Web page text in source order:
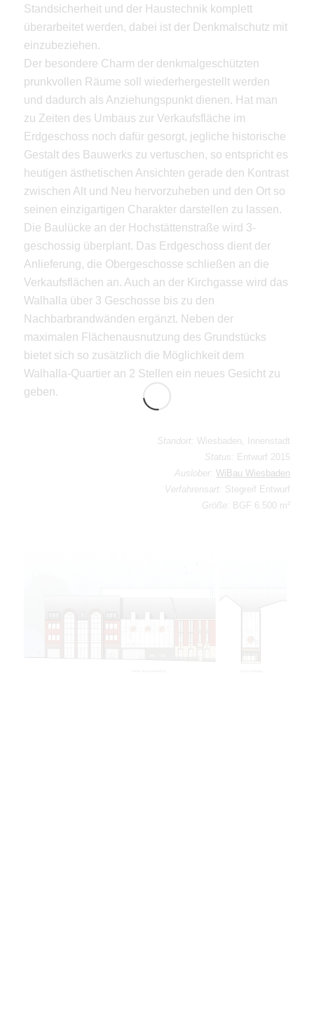
Standsicherheit und der Haustechnik komplett
überarbeitet werden, dabei ist der Denkmalschutz mit
einzubeziehen.
Der besondere Charm der denkmalgeschützten
prunkvollen Räume soll wiederhergestellt werden
und dadurch als Anziehungspunkt dienen. Hat man
zu Zeiten des Umbaus zur Verkaufsfläche im
Erdgeschoss noch dafür gesorgt, jegliche historische
Gestalt des Bauwerks zu vertuschen, so entspricht es
heutigen ästhetischen Ansichten gerade den Kontrast
zwischen Alt und Neu hervorzuheben und den Ort so
seinen einzigartigen Charakter darstellen zu lassen.
Die Baulücke an der Hochstättenstraße wird 3-
geschossig überplant. Das Erdgeschoss dient der
Anlieferung, die Obergeschosse schließen an die
Verkaufsflächen an. Auch an der Kirchgasse wird das
Walhalla über 3 Geschosse bis zu den
Nachbarbrandwänden ergänzt. Neben der
maximalen Flächenausnutzung des Grundstücks
bietet sich so zusätzlich die Möglichkeit dem
Walhalla-Quartier an 2 Stellen ein neues Gesicht zu
geben.
Standort: Wiesbaden, Innenstadt
Status: Entwurf 2015
Auslober: WiBau Wiesbaden
Verfahrensart: Stegreif Entwurf
Größe: BGF 6.500 m²